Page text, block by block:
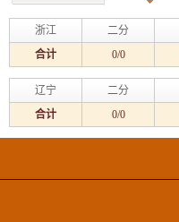
浙江 二分
合计
0/0
辽宁 二分
合计
0/0